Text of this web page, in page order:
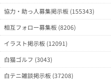
協力・助っ人募集掲示板 (155343)
相互フォロー募集板 (8206)
イラスト掲示板 (12091)
白猫ゴルフ (3043)
白テニ雑談掲示板 (37208)